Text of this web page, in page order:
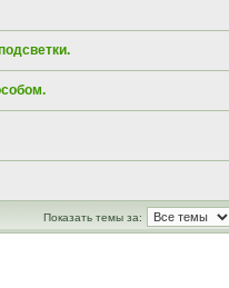
Показать темы за: